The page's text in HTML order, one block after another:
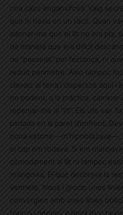
una calor enganxifosa. Vaig
que hi havia en un racó. Quan
adonar-me que el llit no era pla,
de manera que era difícil
de “passejar” per l’estança, ni
reduït perímetre. Això tampoc
clavats al terra i dispersos aquí i
no podent, a la pràctica,
repenjar-me al “llit”. Els ulls van
pintada en la paret d’enfront.
bona estona —m’hipnotitzava—,
el cap em rodava. Si em
còmodament al llit ni tampoc
m’angoixà. El que decorava la
vermells, blaus i grocs; unes
convergien amb unes línies
blancs i negres, a l’estil d’un